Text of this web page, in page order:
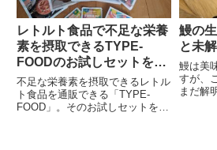
レトルト食品で不足な栄養
素を摂取できるTYPE-
FOODのお試しセットを注
文してみた！
不足な栄養素を摂取できるレトル
ト食品を通販できる「TYPE-
FOOD」。そのお試しセットを注
鰻の
と未
鰻は美
すが、
まだ解